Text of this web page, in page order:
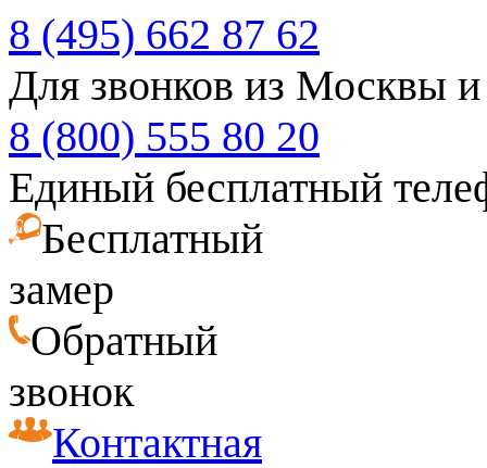
8 (495) 662 87 62
Для звонков из Москвы
8 (800) 555 80 20
Единый бесплатный
Бесплатный
замер
Обратный
звонок
Контактная